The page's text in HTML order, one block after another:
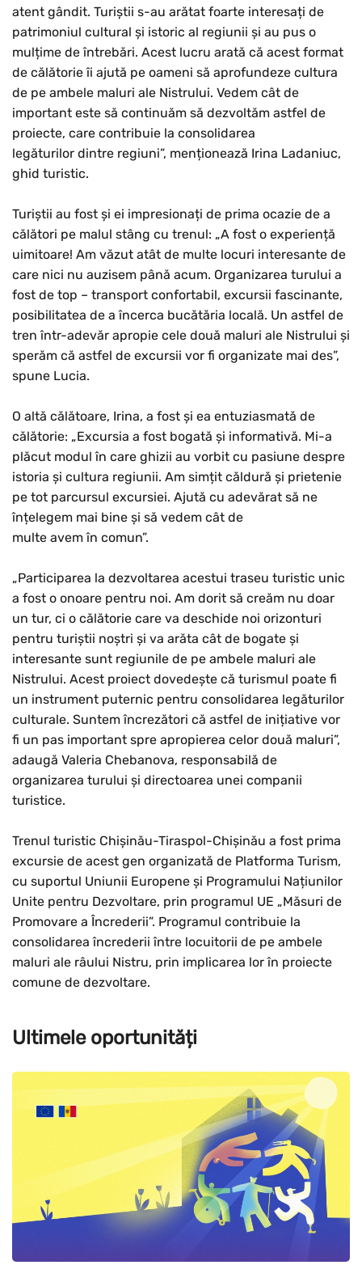
atent gândit. Turiștii s-au arătat foarte interesați de
patrimoniul cultural și istoric al regiunii și au pus o
mulțime de întrebări. Acest lucru arată că acest format
de călătorie îi ajută pe oameni să aprofundeze cultura
de pe ambele maluri ale Nistrului. Vedem cât de
important este să continuăm să dezvoltăm astfel de
proiecte, care contribuie la consolidarea
legăturilor dintre regiuni”, menționează Irina Ladaniuc,
ghid turistic.
Turiștii au fost și ei impresionați de prima ocazie de a
călători pe malul stâng cu trenul: „A fost o experiență
uimitoare! Am văzut atât de multe locuri interesante de
care nici nu auzisem până acum. Organizarea turului a
fost de top – transport confortabil, excursii fascinante,
posibilitatea de a încerca bucătăria locală. Un astfel de
tren într-adevăr apropie cele două maluri ale Nistrului și
sperăm că astfel de excursii vor fi organizate mai des”,
spune Lucia.
O altă călătoare, Irina, a fost și ea entuziasmată de
călătorie: „Excursia a fost bogată și informativă. Mi-a
plăcut modul în care ghizii au vorbit cu pasiune despre
istoria și cultura regiunii. Am simțit căldură și prietenie
pe tot parcursul excursiei. Ajută cu adevărat să ne
înțelegem mai bine și să vedem cât de
multe avem în comun”.
„Participarea la dezvoltarea acestui traseu turistic unic
a fost o onoare pentru noi. Am dorit să creăm nu doar
un tur, ci o călătorie care va deschide noi orizonturi
pentru turiștii noștri și va arăta cât de bogate și
interesante sunt regiunile de pe ambele maluri ale
Nistrului. Acest proiect dovedește că turismul poate fi
un instrument puternic pentru consolidarea legăturilor
culturale. Suntem încrezători că astfel de inițiative vor
fi un pas important spre apropierea celor două maluri”,
adaugă Valeria Chebanova, responsabilă de
organizarea turului și directoarea unei companii
turistice.
Trenul turistic Chișinău-Tiraspol-Chișinău a fost prima
excursie de acest gen organizată de Platforma Turism,
cu suportul Uniunii Europene și Programului Națiunilor
Unite pentru Dezvoltare, prin programul UE „Măsuri de
Promovare a Încrederii”. Programul contribuie la
consolidarea încrederii între locuitorii de pe ambele
maluri ale râului Nistru, prin implicarea lor în proiecte
comune de dezvoltare.
Ultimele oportunități